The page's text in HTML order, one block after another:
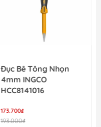
Đục Bê Tông Nhọn
4mm INGCO
HCC8141016
173.700₫
193.000₫